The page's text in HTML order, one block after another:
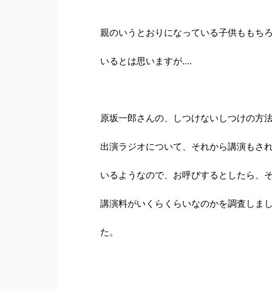
親のいうとおりになっている子供ももち
いるとは思いますが....
原坂一郎さんの、しつけないしつけの方
出演ラジオについて、それから講演もさ
いるようなので、お呼びするとしたら、
講演料がいくらくらいなのかを調査しま
た。